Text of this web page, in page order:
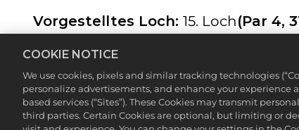
Vorgestelltes Loch: 15. Loch(Par 4,
Das charakteristische Loch des TPC
dazu, vom Abschlag aus das
ist.
Oder du gehst auf Nummer sicher:
COOKIE NOTICE
We use cookies, pixels and similar tracking technologies
personalize advertisements, and enhance your experience
based services (“Sites”). These Cookies may transmit
third parties. Certain Cookies are optional, but limiting or